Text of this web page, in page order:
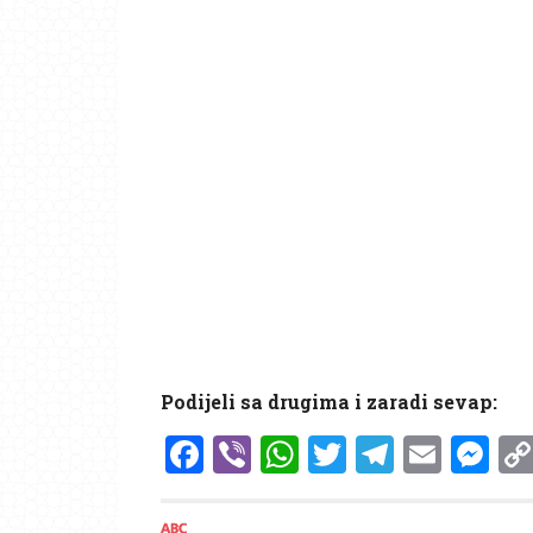
Podijeli sa drugima i zaradi sevap:
Facebook
ViberWhatsApp
Twitter